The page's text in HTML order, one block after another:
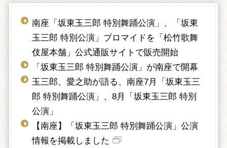
南座「坂東玉三郎 特別舞踊公演」、「坂東
玉三郎 特別公演」ブロマイドを「松竹歌舞
伎屋本舗」公式通販サイトで販売開始
「坂東玉三郎 特別舞踊公演」が南座で開幕
玉三郎、愛之助が語る、南座7月「坂東玉三
郎 特別舞踊公演」、8月「坂東玉三郎 特別
公演」
【南座】「坂東玉三郎 特別舞踊公演」公演
情報を掲載しました